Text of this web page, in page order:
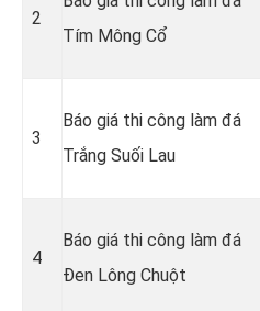
2
Tím Mông Cổ
3
Báo giá thi công làm đá
Trắng Suối Lau
4
Báo giá thi công làm đá
Đen Lông Chuột